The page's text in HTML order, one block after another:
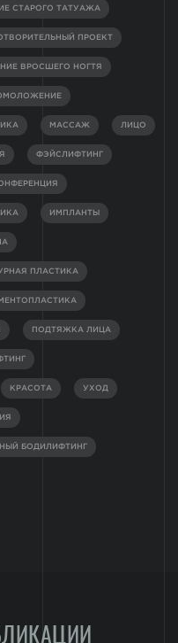
СТАРОГО ТАТУАЖА
ПРОЕКТ
ВРОСШЕГО НОГТЯ
МАССАЖ ЛИЦО
ФЭЙСЛИФТИНГ
ИМПЛАНТЫ
ПЛАСТИКА
МЕНТОПЛАСТИКА
ПОДТЯЖКА ЛИЦА
КРАСОТА УХОД
БОДИЛИФТИНГ